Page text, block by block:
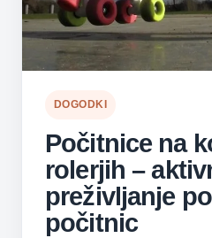
DOGODKI
Počitnice na
rolerjih –
preživljanje
počitnic